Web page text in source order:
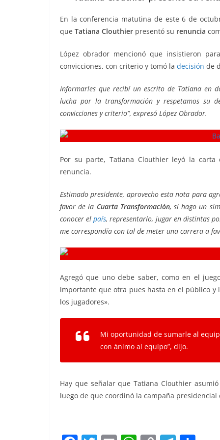
b
o
k
A
p
p
Li
n
a
m
En la conferencia matutina de este 6 de
que Tatiana Clouthier presentó su renuncia
López obrador mencionó que insistieron
convicciones, con criterio y tomó la decisión de
Informarles que recibí un escrito de Tatiana en
lucha por la transformación y respetamos su
convicciones y criterio”, expresó López Obrador.
Por su parte, Tatiana Clouthier leyó la
renuncia.
Estimado presidente, aprovecho esta nota para
favor de la Cuarta Transformación, si hago un
conocer elpaís, representarlo, jugar en distintas
me correspondía con tal de meter una carrera a
Agregó que uno debe saber, como en el
importante que otra pues hasta en el público
los jugadores».
Mi oportunidad de sumarle al
con ánimo al equipo”, dijo.
Hay que señalar que Tatiana Clouthier
luego de que coordinó la campaña presidencial